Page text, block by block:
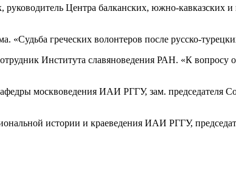
Центра балканских, южно-кавказских
«Судьба греческих волонтеров после русско-
Института славяноведения РАН. «К вопросу
москвоведения ИАИ РГГУ, зам. председателя
истории и краеведения ИАИ РГГУ,